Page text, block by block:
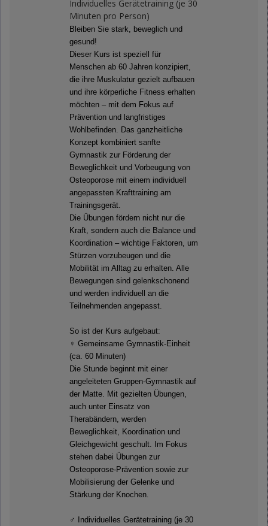
Individuelles Gerätetraining (je 30
Minuten pro Person)
Bleiben Sie stark, beweglich und
gesund!
Dieser Kurs ist speziell für
Menschen ab 60 Jahren konzipiert,
die ihre Muskulatur gezielt aufbauen
und ihre körperliche Fitness erhalten
möchten – mit dem Fokus auf
Prävention und langfristiges
Wohlbefinden. Das ganzheitliche
Konzept kombiniert sanfte
Gymnastik zur Förderung der
Beweglichkeit und Vorbeugung von
Osteoporose mit einem individuell
angepassten Krafttraining am
Trainingsgerät.
Die Übungen fördern nicht nur die
Kraft, sondern auch die Balance und
Koordination – wichtige Faktoren, um
Stürzen vorzubeugen und die
Mobilität im Alltag zu erhalten. Alle
Bewegungen sind gelenkschonend
und werden individuell an die
Teilnehmenden angepasst.
So ist der Kurs aufgebaut:
‍♀️ Gemeinsame Gymnastik-Einheit
(ca. 60 Minuten)
Die Stunde beginnt mit einer
angeleiteten Gruppen-Gymnastik auf
der Matte. Mit gezielten Übungen,
auch unter Einsatz von
Therabändern, werden
Beweglichkeit, Koordination und
Gleichgewicht geschult. Im Fokus
stehen dabei Übungen zur
Osteoporose-Prävention sowie zur
Mobilisierung der Gelenke und
Stärkung der Knochen.
️‍♂️ Individuelles Gerätetraining (je 30